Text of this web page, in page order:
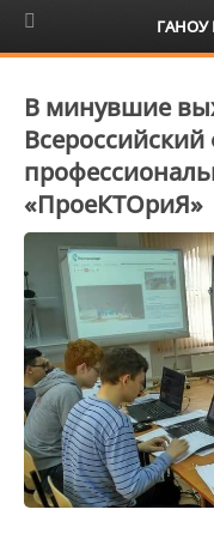
6+
В минувшие
«ПроеКТОриЯ»
ГАНОУ